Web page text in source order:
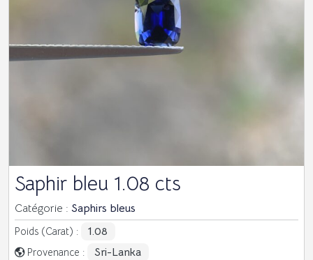
Saphir bleu 1.08 cts
Catégorie : Saphirs bleus
Poids (Carat) : 1.08
Provenance : Sri-Lanka